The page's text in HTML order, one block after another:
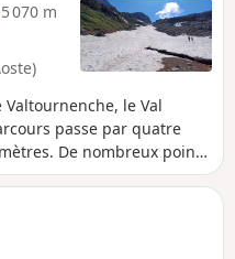
070 m
le Val
passe par quatre
De nombreux points
du Mont Blanc, du